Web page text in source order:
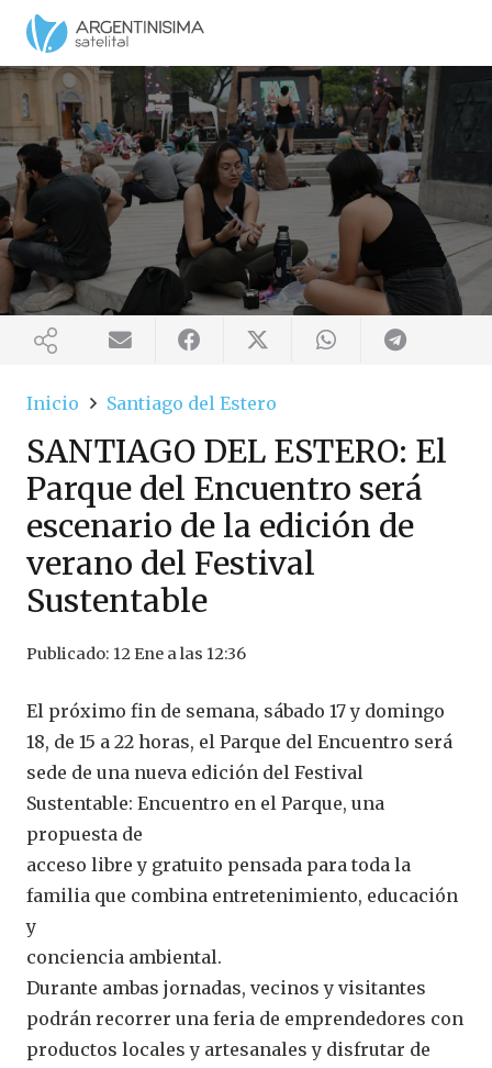
Inicio Santiago del Estero
SANTIAGO DEL ESTERO: El
Parque del Encuentro será
escenario de la edición de
verano del Festival
Sustentable
Publicado: 12 Ene a las 12:36
El próximo fin de semana, sábado 17 y domingo
18, de 15 a 22 horas, el Parque del Encuentro será
sede de una nueva edición del Festival
Sustentable: Encuentro en el Parque, una
propuesta de
acceso libre y gratuito pensada para toda la
familia que combina entretenimiento, educación
y
conciencia ambiental.
Durante ambas jornadas, vecinos y visitantes
podrán recorrer una feria de emprendedores con
productos locales y artesanales y disfrutar de